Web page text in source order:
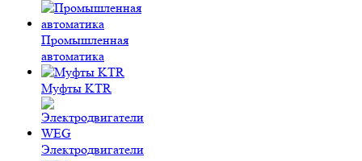
Промышленная
автоматика
Муфты KTR
Электродвигатели